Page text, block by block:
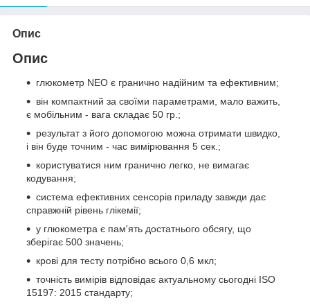
Опис
Опис
глюкометр NEO є гранично надійним та ефективним;
він компактний за своїми параметрами, мало важить,
є мобільним - вага складає 50 гр.;
результат з його допомогою можна отримати швидко,
і він буде точним - час вимірювання 5 сек.;
користуватися ним гранично легко, не вимагає
кодування;
система ефективних сенсорів приладу завжди дає
справжній рівень глікемії;
у глюкометра є пам'ять достатнього обсягу, що
зберігає 500 значень;
крові для тесту потрібно всього 0,6 мкл;
точність вимірів відповідає актуальному сьогодні ISO
15197: 2015 стандарту;